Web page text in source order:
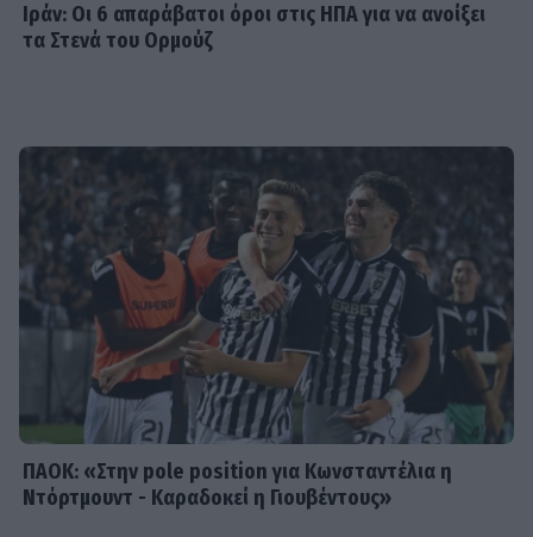
γράφει ο Σάκης Κατσούλης-Η
απίθανη φωτογραφία του γιου του
στην παραλία
SHOWBIZ
Η Σία Κοσιώνη επενδύει στη
βερμούδα – Η βόλτα στο κέντρο της
πόλης με chic casual look που
ξεχώρισε
Ιράν: Οι 6 απαράβατοι όροι στις ΗΠΑ για να ανοίξει
τα Στενά του Ορμούζ
ΠΑΟΚ: «Στην pole position για Κωνσταντέλια η
Ντόρτμουντ - Καραδοκεί η Γιουβέντους»